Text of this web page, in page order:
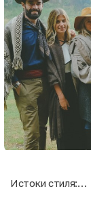
Истоки стиля: